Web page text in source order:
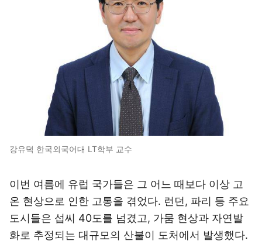
강유덕 한국외국어대 LT학부 교수
이번 여름에 유럽 국가들은 그 어느 때보다 이상 고
온 현상으로 인한 고통을 겪었다. 런던, 파리 등 주요
도시들은 섭씨 40도를 넘겼고, 가뭄 현상과 자연발
화로 추정되는 대규모의 산불이 도처에서 발생했다.